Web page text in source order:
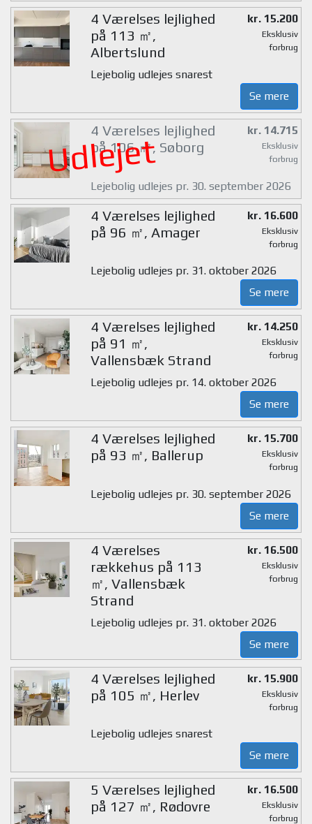
4 Værelses lejlighed
på 113 ㎡,
Albertslund
kr. 15.200
Eksklusiv
forbrug
Lejebolig udlejes snarest
Se mere
Udlejet
4 Værelses lejlighed
på 106 ㎡, Søborg
kr. 14.715
Eksklusiv
forbrug
Lejebolig udlejes pr. 30. september 2026
4 Værelses lejlighed
på 96 ㎡, Amager
kr. 16.600
Eksklusiv
forbrug
Lejebolig udlejes pr. 31. oktober 2026
Se mere
4 Værelses lejlighed
på 91 ㎡,
Vallensbæk Strand
kr. 14.250
Eksklusiv
forbrug
Lejebolig udlejes pr. 14. oktober 2026
Se mere
4 Værelses lejlighed
på 93 ㎡, Ballerup
kr. 15.700
Eksklusiv
forbrug
Lejebolig udlejes pr. 30. september 2026
Se mere
4 Værelses
rækkehus på 113
㎡, Vallensbæk
Strand
kr. 16.500
Eksklusiv
forbrug
Lejebolig udlejes pr. 31. oktober 2026
Se mere
4 Værelses lejlighed
på 105 ㎡, Herlev
kr. 15.900
Eksklusiv
forbrug
Lejebolig udlejes snarest
Se mere
5 Værelses lejlighed
på 127 ㎡, Rødovre
kr. 16.500
Eksklusiv
forbrug